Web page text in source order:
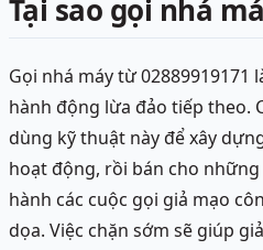
Tại sao gọi nhá
Gọi nhá máy từ 02889919171
hành động lừa đảo tiếp theo.
dùng kỹ thuật này để xây
hoạt động, rồi bán cho
hành các cuộc gọi giả mạo
dọa. Việc chặn sớm sẽ giúp